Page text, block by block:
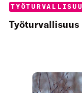
Categories:
Työturvallisuus